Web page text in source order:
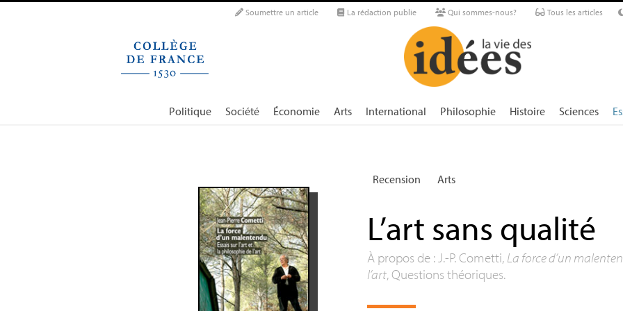
Soumettre un article La rédaction publie Qui sommes-nous? Tous les articles
Politique Société Économie Arts International Philosophie Histoire Sciences
Recension Arts
L’art sans qualité
À propos de : J.-P. Cometti, La force d’un
l’art, Questions théoriques.